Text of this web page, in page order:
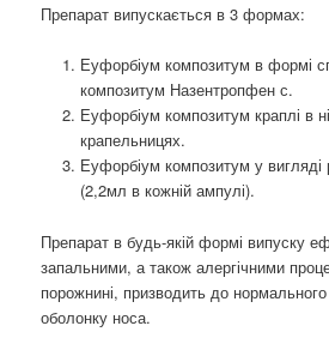
Препарат випускається в 3 формах:
Еуфорбіум композитум в формі
композитум Назентропфен с.
Еуфорбіум композитум краплі в
крапельницях.
Еуфорбіум композитум у вигляді
(2,2мл в кожній ампулі).
Препарат в будь-якій формі випуску
запальними, а також алергічними
порожнині, призводить до
оболонку носа.